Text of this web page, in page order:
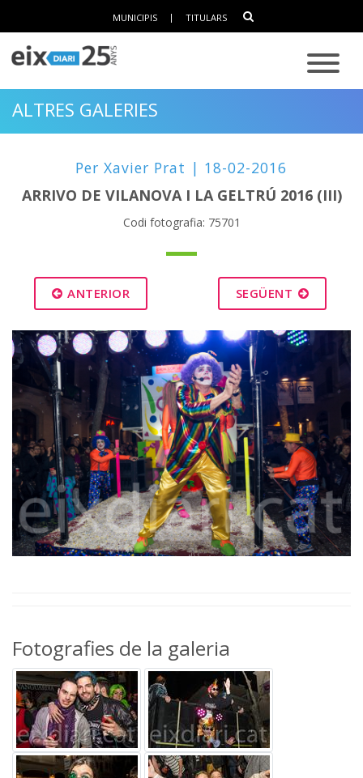
MUNICIPIS | TITULARS
ALTRES GALERIES
Per Xavier Prat | 18-02-2016
ARRIVO DE VILANOVA I LA GELTRÚ 2016 (III)
Codi fotografia: 75701
ANTERIOR SEGÜENT
Fotografies de la galeria